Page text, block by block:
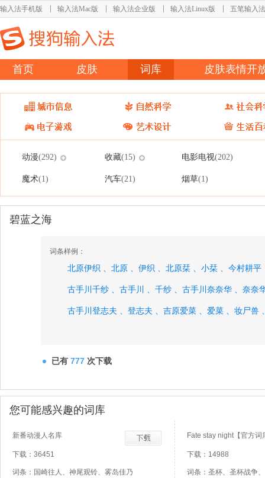
输入法手机版 输入法Mac版 输入法企业版 输入法Linux版 五笔输入法
首页 皮肤 词库 皮肤表情开
动漫(292) 收藏(15) 电影电视(202)
魔术(1) 汽车(21) 烟草(1)
碧蓝之海
词条样例：
北原伊织 、 北原 、 伊织 、 北原栞 、 小栞 、 今村耕平
古手川千纱 、 古手川 、 千纱 、 古手川奈奈华 、 奈奈
古手川登志夫 、 登志夫 、 吉原爱菜 、 爱菜 、 妆尸兽
已有 777 次下载
您可能感兴趣的词库
新番动漫人名库
下载：36451
词条：国崎往人、神尾观铃、雾岛佳乃
Fate stay night【官方词
下载：14988
词条：圣杯、圣杯战争